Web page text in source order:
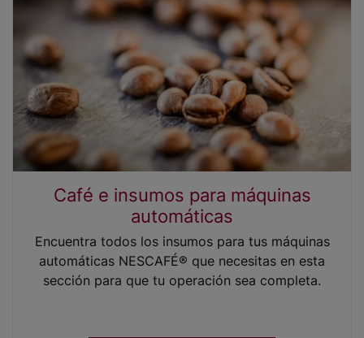
Café e insumos para máquinas
automáticas
Encuentra todos los insumos para tus máquinas
automáticas NESCAFÉ® que necesitas en esta
sección para que tu operación sea completa.